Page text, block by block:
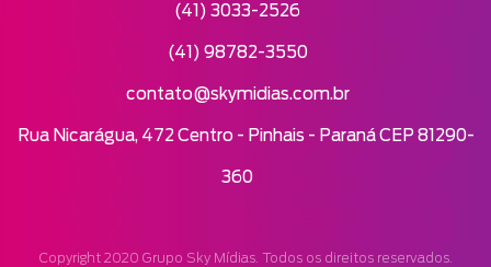
(41) 3033-2526
(41) 98782-3550
contato@skymidias.com.br
Rua Nicarágua, 472 Centro - Pinhais - Paraná CEP 81290-
360
Copyright 2020 Grupo Sky Mídias. Todos os direitos reservados.